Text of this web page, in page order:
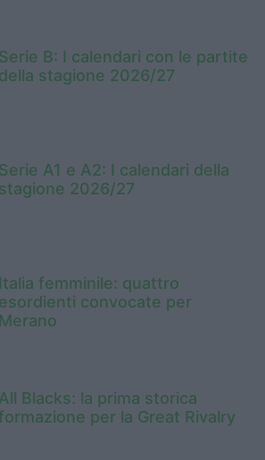
Serie B: I calendari con le partite
della stagione 2026/27
Serie A1 e A2: I calendari della
stagione 2026/27
Italia femminile: quattro
esordienti convocate per
Merano
All Blacks: la prima storica
formazione per la Great Rivalry